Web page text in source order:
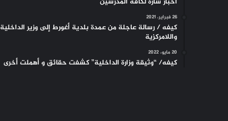
26 فبراير، 2021
كيفه / رسالة عاجلة من عمدة بلدية أغورط إلى وزير الداخلية
واللامركزية
20 مايو، 2022
كيفه/ “وثيقة وزارة الداخلية” كشفت حقائق و أهملت أخرى